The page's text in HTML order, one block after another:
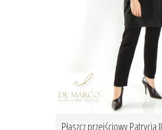
Płaszcz przejściowy Patrycja II